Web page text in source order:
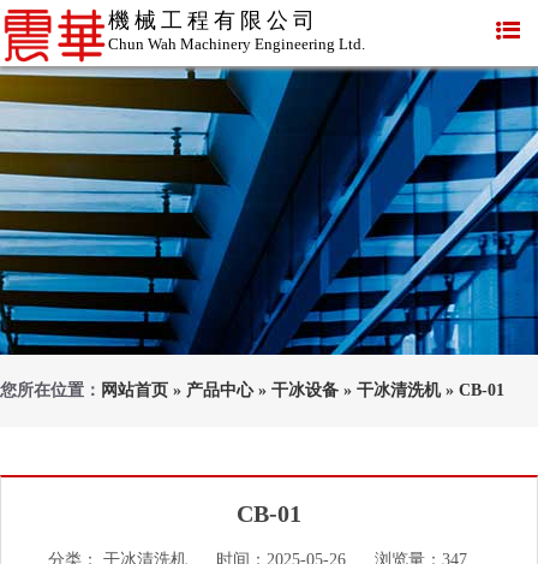
機械工程有限公司
Chun Wah Machinery Engineering Ltd.
您所在位置： 网站首页 » 产品中心» 干冰设备 » 干冰清洗机» CB-01
CB-01
分类： 干冰清洗机 时间：2025-05-26 浏览量：347